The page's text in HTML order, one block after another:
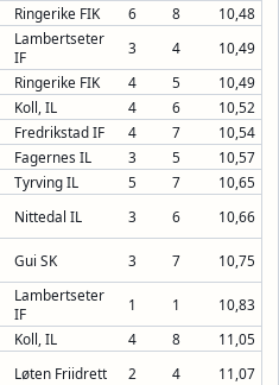
Ringerike FIK 6 8
10,48
Lambertseter
IF
3 4
10,49
Ringerike FIK 4 5
10,49
Koll, IL 4 6
10,52
Fredrikstad IF 4 7
10,54
Fagernes IL 3 5
10,57
Tyrving IL 5 7
10,65
Nittedal IL 3 6 10,66
Gui SK 3 7 10,75
Lambertseter
IF
1 1
10,83
Koll, IL 4 8
11,05
Løten Friidrett 2 4 11,07